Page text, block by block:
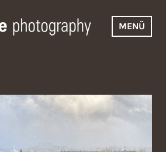
MENÜ